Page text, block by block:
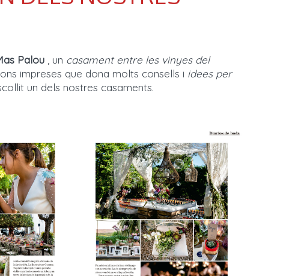
Palou , un casament entre les vinyes del
impreses que dona molts consells i idees per
un dels nostres casaments.